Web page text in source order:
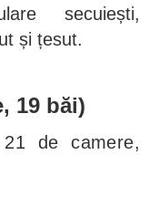
secuiești,
și țesut.
19 băi)
de camere,